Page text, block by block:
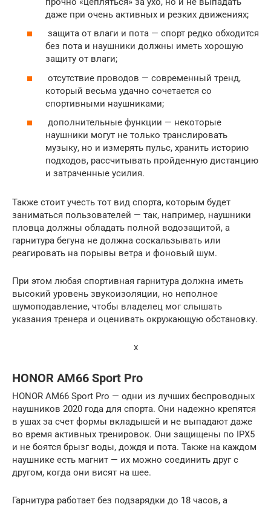
даже при очень активных и резких движениях;
защита от влаги и пота — спорт редко обходится
без пота и наушники должны иметь хорошую
защиту от влаги;
отсутствие проводов — современный тренд,
который весьма удачно сочетается со
спортивными наушниками;
дополнительные функции — некоторые
наушники могут не только транслировать
музыку, но и измерять пульс, хранить историю
подходов, рассчитывать пройденную дистанцию
и затраченные усилия.
Также стоит учесть тот вид спорта, которым будет
заниматься пользователей — так, например, наушники
пловца должны обладать полной водозащитой, а
гарнитура бегуна не должна соскальзывать или
реагировать на порывы ветра и фоновый шум.
При этом любая спортивная гарнитура должна иметь
высокий уровень звукоизоляции, но неполное
шумоподавление, чтобы владелец мог слышать
указания тренера и оценивать окружающую обстановку.
x
HONOR AM66 Sport Pro
HONOR AM66 Sport Pro — одни из лучших беспроводных
наушников 2020 года для спорта. Они надежно крепятся
в ушах за счет формы вкладышей и не выпадают даже
во время активных тренировок. Они защищены по IPX5
и не боятся брызг воды, дождя и пота. Также на каждом
наушнике есть магнит — их можно соединить друг с
другом, когда они висят на шее.
Гарнитура работает без подзарядки до 18 часов, а